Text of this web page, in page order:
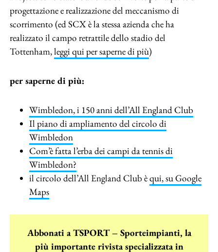
progettazione e realizzazione del meccanismo di
scorrimento (ed SCX è la stessa azienda che ha
realizzato il campo retrattile dello stadio del
Tottenham,leggi qui per saperne di più)
per saperne di più:
Wimbledon, i 150 anni dell’All England Club
Il piano di ampliamento del circolo di
Wimbledon
Com’è fatta l’erba dei campi da tennis di
Wimbledon?
il circolo dell’All England Club èqui, su Google
Maps
Abbonati a TSPORT – Sporteimpianti, la
più importante rivista specializzata in